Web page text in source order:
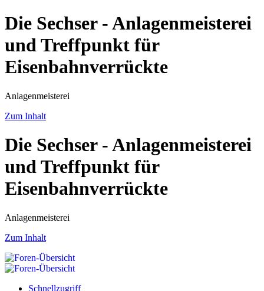
Die Sechser - Anlagenmeisterei
und Treffpunkt für
Eisenbahnverrückte
Anlagenmeisterei
Zum Inhalt
Die Sechser - Anlagenmeisterei
und Treffpunkt für
Eisenbahnverrückte
Anlagenmeisterei
Zum Inhalt
Schnellzugriff